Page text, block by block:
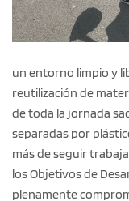
un entorno limpio y
reutilización de
de toda la jornada
separadas por
más de seguir
los Objetivos de
plenamente